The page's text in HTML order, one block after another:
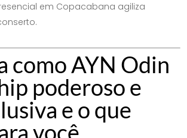
em Copacabana agiliza
como AYN Odin
poderoso e
e o que
você